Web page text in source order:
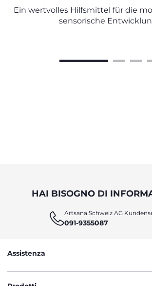
NUTZEN
Ein wertvolles Hilfsmittel für die
sensorische
HAI BISOGNO DI
Artsana Schweiz AG
091-9355087
Assistenza